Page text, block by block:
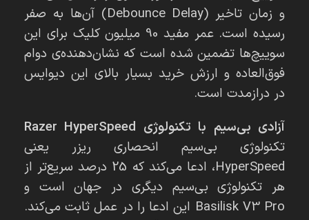
و زمان تاخیر (Debounce Delay) آن‌ها به صفر
رسیده است. عمر مفید 90 میلیون کلیک برای این
سوییچ‌ها تضمین شده است که نشان‌دهنده‌ی دوام
فوق‌العاده و ارزش خرید بسیار بالای این دیوایس
در درازمدت است.
آزادی بی‌سیم با تکنولوژی Razer HyperSpeed
تکنولوژی بی‌سیم انحصاری ریزر یعنی
HyperSpeed، ادعا می‌کند که 25 درصد سریع‌تر از
هر تکنولوژی بی‌سیم دیگری در جهان است و
Basilisk V3 Pro این ادعا را در عمل ثابت می‌کند.